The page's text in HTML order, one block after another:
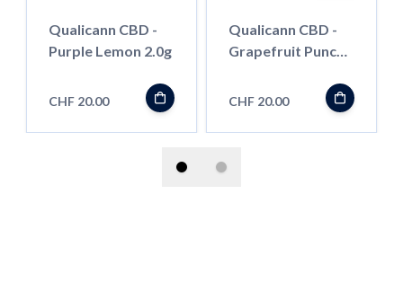
Qualicann CBD -
Purple Lemon 2.0g
CHF 20.00
Qualicann CBD -
Grapefruit Punch
CHF 20.00